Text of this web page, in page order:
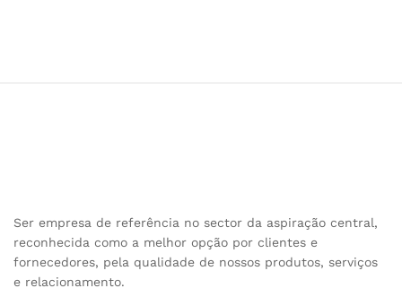
Ser empresa de referência no sector da aspiração central,
reconhecida como a melhor opção por clientes e
fornecedores, pela qualidade de nossos produtos, serviços
e relacionamento.